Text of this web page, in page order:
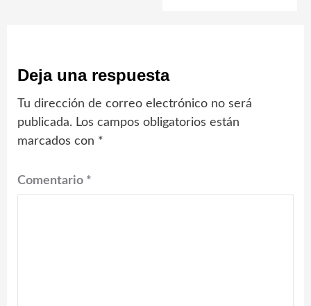
Deja una respuesta
Tu dirección de correo electrónico no será
publicada. Los campos obligatorios están
marcados con *
Comentario *